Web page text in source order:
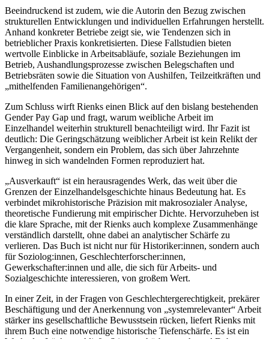
Beeindruckend ist zudem, wie die Autorin den Bezug zwischen
strukturellen Entwicklungen und individuellen Erfahrungen herstellt.
Anhand konkreter Betriebe zeigt sie, wie Tendenzen sich in
betrieblicher Praxis konkretisierten. Diese Fallstudien bieten
wertvolle Einblicke in Arbeitsabläufe, soziale Beziehungen im
Betrieb, Aushandlungsprozesse zwischen Belegschaften und
Betriebsräten sowie die Situation von Aushilfen, Teilzeitkräften und
„mithelfenden Familienangehörigen“.
Zum Schluss wirft Rienks einen Blick auf den bislang bestehenden
Gender Pay Gap und fragt, warum weibliche Arbeit im
Einzelhandel weiterhin strukturell benachteiligt wird. Ihr Fazit ist
deutlich: Die Geringschätzung weiblicher Arbeit ist kein Relikt der
Vergangenheit, sondern ein Problem, das sich über Jahrzehnte
hinweg in sich wandelnden Formen reproduziert hat.
„Ausverkauft“ ist ein herausragendes Werk, das weit über die
Grenzen der Einzelhandelsgeschichte hinaus Bedeutung hat. Es
verbindet mikrohistorische Präzision mit makrosozialer Analyse,
theoretische Fundierung mit empirischer Dichte. Hervorzuheben ist
die klare Sprache, mit derRienks auch komplexe Zusammenhänge
verständlich darstellt, ohne dabei an analytischer Schärfe zu
verlieren. Das Buch ist nicht nur für Historiker:innen, sondern auch
für Soziolog:innen, Geschlechterforscher:innen,
Gewerkschafter:innen und alle, die sich für Arbeits- und
Sozialgeschichte interessieren, von großem Wert.
In einer Zeit, in der Fragen von Geschlechtergerechtigkeit, prekärer
Beschäftigung und der Anerkennung von „systemrelevanter“ Arbeit
stärker ins gesellschaftliche Bewusstsein rücken, liefert Rienks mit
ihrem Buch eine notwendige historische Tiefenschärfe. Es ist ein